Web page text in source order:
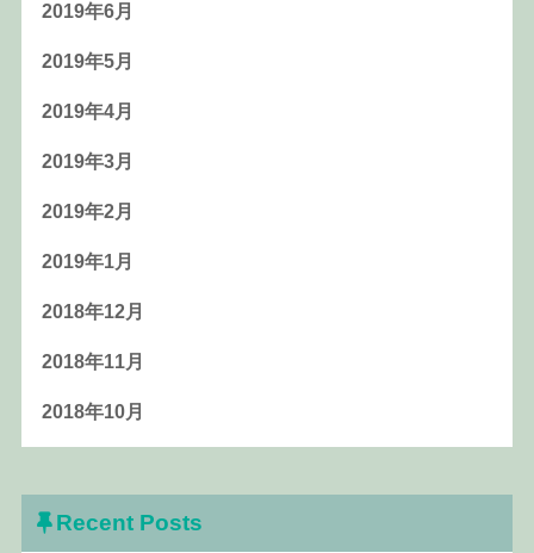
2019年6月
2019年5月
2019年4月
2019年3月
2019年2月
2019年1月
2018年12月
2018年11月
2018年10月
Recent Posts